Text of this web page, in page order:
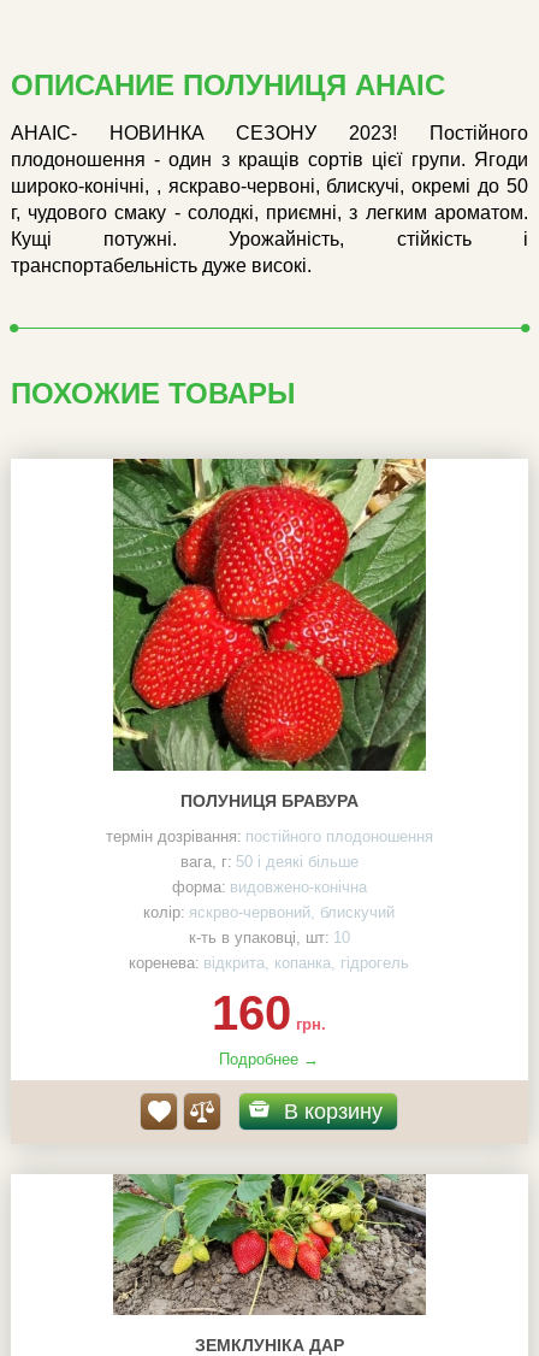
ОПИСАНИЕ ПОЛУНИЦЯ АНАІС
АНАІС- НОВИНКА СЕЗОНУ 2023! Постійного
плодоношення - один з кращів сортів цієї групи. Ягоди
широко-конічні, , яскраво-червоні, блискучі, окремі до 50
г, чудового смаку - солодкі, приємні, з легким ароматом.
Кущі потужні. Урожайність, стійкість і
транспортабельність дуже високі.
ПОХОЖИЕ ТОВАРЫ
ПОЛУНИЦЯ БРАВУРА
термін дозрівання: постійного плодоношення
вага, г: 50 і деякі більше
форма: видовжено-конічна
колір: яскрво-червоний, блискучий
к-ть в упаковці, шт: 10
коренева: відкрита, копанка, гідрогель
160 грн.
Подробнее →
В корзину
ЗЕМКЛУНІКА ДАР